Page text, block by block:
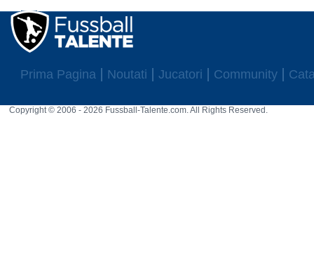
Prima Pagina Noutati Jucatori Community
Copyright © 2006 - 2026 Fussball-Talente.com. All Rights Reserved.